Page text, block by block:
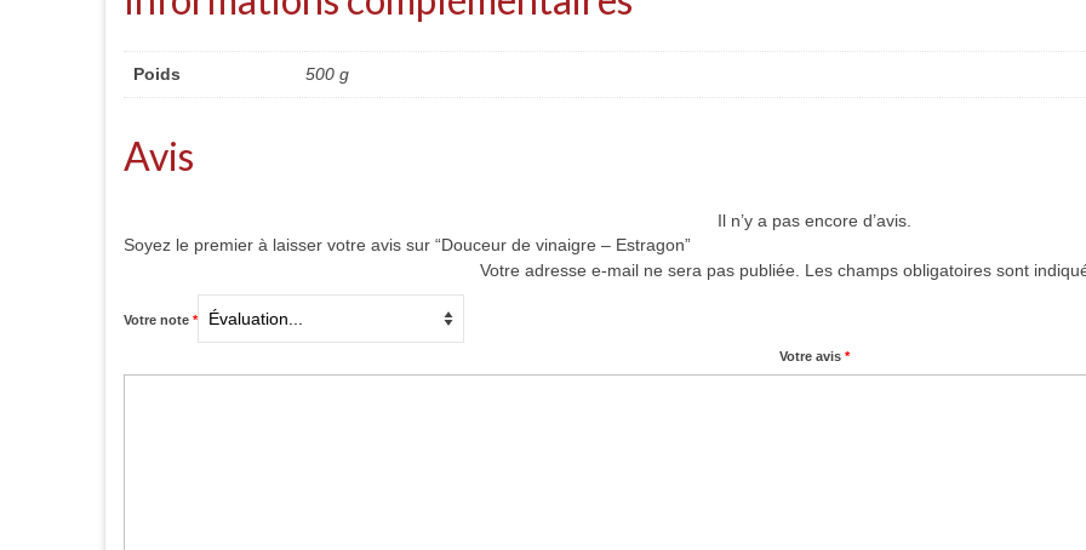
Poids 500 g
Avis
Il n’y a pas encore d’avis.
Soyez le premier à laisser votre avis sur “Douceur de vinaigre – Estragon”
Votre adresse e-mail ne sera pas publiée. Les champs obligatoires sont
Votre note *
Votre avis *